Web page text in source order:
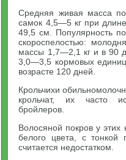
Средняя живая масса
самок 4,5—5 кг при
49,5 см. Популярность
скороспелостью:
массы 1,7—2,1 кг и в 90
3,0—3,5 кормовых
возрасте 120 дней.
Крольчихи
крольчат, их часто
бройлеров.
Волосяной покров у этих
белого цвета, с
считается недостатком.